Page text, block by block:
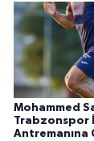
Mohammed
Trabzonspor
Antremanına